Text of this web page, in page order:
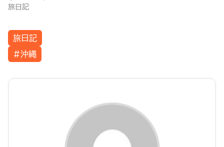
旅日記
旅日記
#沖縄